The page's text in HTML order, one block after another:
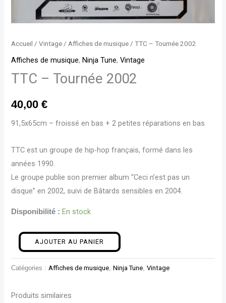
Accueil /Vintage / Affiches de musique / TTC – Tournée 2002
Affiches de musique, Ninja Tune,Vintage
TTC – Tournée 2002
40,00€
91,5x65cm – froissé en bas + 2 petites réparations en bas
TTC est un groupe de hip-hop français, formé dans les
années 1990.
Le groupe publie son premier album “Ceci n’est pas un
disque” en 2002, suivi de Bâtards sensibles en 2004.
Disponibilité : En stock
AJOUTER AU PANIER
Catégories : Affiches de musique ,Ninja Tune ,Vintage
Produits similaires